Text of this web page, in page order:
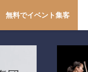
無料でイベント集客